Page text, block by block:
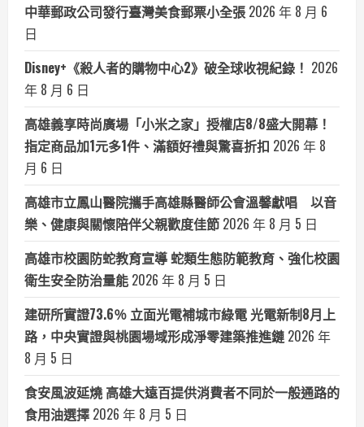
中華郵政公司發行臺灣美食郵票小全張 2026 年 8 月 6
日
Disney+《殺人者的購物中心2》破全球收視紀錄！ 2026
年 8 月 6 日
高雄義享時尚廣場「小米之家」授權店8/8盛大開幕！
指定商品加1元多1件、滿額好禮與驚喜折扣 2026 年 8
月 6 日
高雄市立鳳山醫院攜手高雄縣醫師公會溫馨獻唱 以音
樂、健康與關懷陪伴父親歡度佳節 2026 年 8 月 5 日
高雄市校園防蛇教育宣導 蛇類生態防範教育、強化校園
衛生安全防治量能 2026 年 8 月 5 日
建研所實證73.6％ 立面光電補城市綠電 光電新制8月上
路，中央實證與桃園場域形成淨零建築推進鏈 2026 年
8 月 5 日
食安風波延燒 高雄大遠百提供消費者不同於一般通路的
食用油選擇 2026 年 8 月 5 日